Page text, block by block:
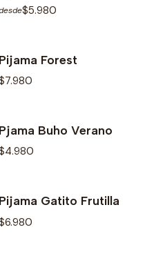
$5.980
Pijama Forest
Pjama Buho Verano
Pijama Gatito Frutilla